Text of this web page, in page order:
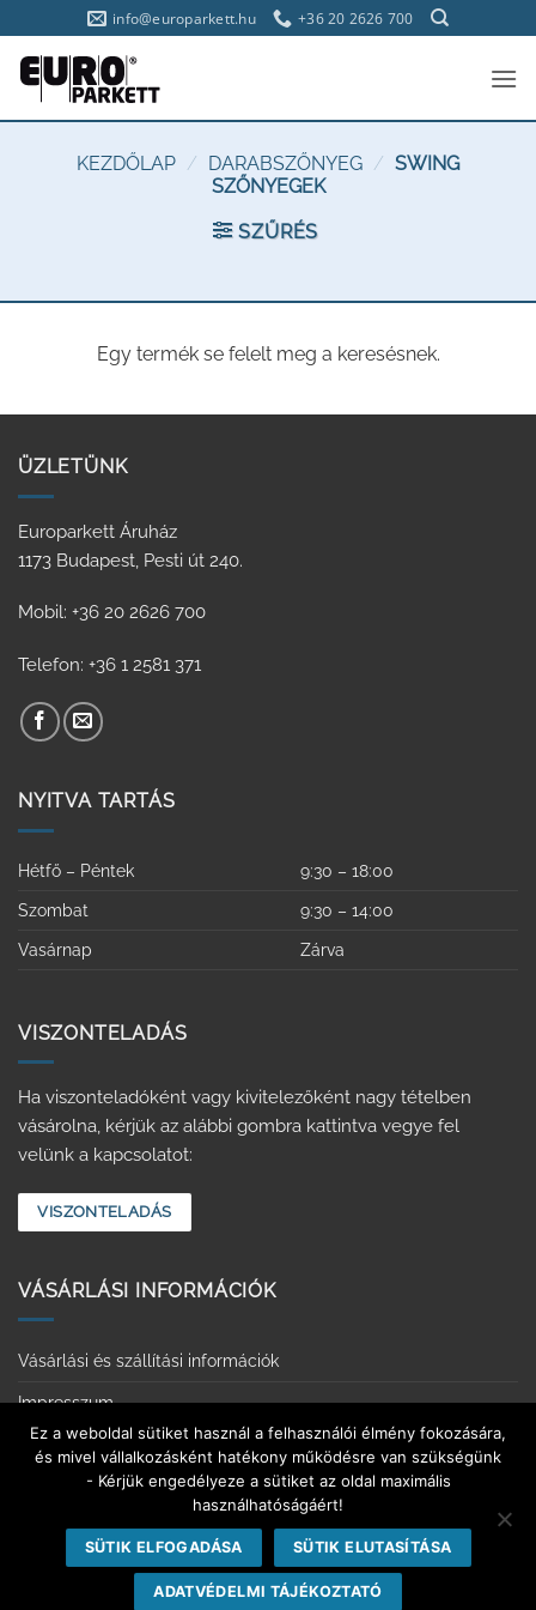
to
content
info@europarkett.hu +36 20 2626 700
KEZDŐLAP / DARABSZŐNYEG / SWING
SZŐNYEGEK
SZŰRÉS
Egy termék se felelt meg a keresésnek.
ÜZLETÜNK
Europarkett Áruház
1173 Budapest, Pesti út 240.
Mobil: +36 20 2626 700
Telefon: +36 1 2581 371
NYITVA TARTÁS
Hétfő – Péntek
9:30 – 18:00
Szombat
9:30 – 14:00
Vasárnap
Zárva
VISZONTELADÁS
Ha viszonteladóként vagy kivitelezőként nagy tételben
vásárolna, kérjük az alábbi gombra kattintva vegye fel
velünk a kapcsolatot:
VISZONTELADÁS
VÁSÁRLÁSI INFORMÁCIÓK
Vásárlási és szállítási információk
Impresszum
Adatvédelmi tájékoztató
Érintkezésmentes vásárlás
Elállás a szerződéstől
Copyright 2026 ©Europarkett Áruház| Minden jog fenntartva
Ez a weboldal sütiket használ a felhasználói élmény fokozására,
és mivel vállalkozásként hatékony működésre van szükségünk
- Kérjük engedélyeze a sütiket az oldal maximális
használhatóságáért!
SÜTIK ELFOGADÁSA SÜTIK ELUTASÍTÁSA
ADATVÉDELMI TÁJÉKOZTATÓ